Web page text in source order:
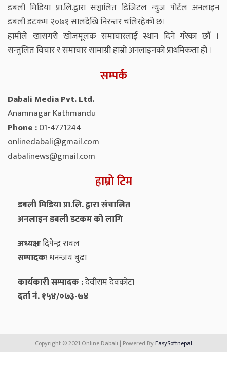
डबली मिडिया प्रा.लि.द्वारा सञ्चालित डिजिटल न्युज पोर्टल अनलाइन
डबली डटकम २०७१ सालदेखि निरन्तर चलिरहेको छ।
हामीले खासगरी खोजमूलक समाचारलाई स्थान दिने गरेका छौं ।
सन्तुलित विचार र समाचार सामाग्री हाम्रो अनलाइनको प्राथमिकता हो ।
सम्पर्क
Dabali Media Pvt. Ltd.
Anamnagar Kathmandu
Phone :01-4771244
onlinedabali@gmail.com
dabalinews@gmail.com
हाम्रो टिम
डबली मिडिया प्रा.लि. द्वारा संचालित
अनलाइन डबली डटकम को लागि
अध्यक्षःदिपेन्द्र रावल
सम्पादकःधनन्‍जय बुढा
कार्यकारी सम्पादक :देवीराम देवकोटा
दर्ता नं. १५४/०७३-७४
Copyright © 2021 Online Dabali | Powered ByEasySoftnepal